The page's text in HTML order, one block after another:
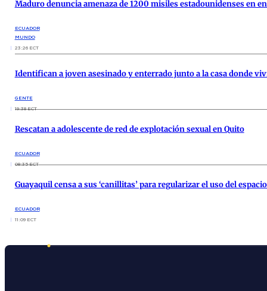
Maduro denuncia amenaza de 1200 misiles estadounidenses en
ECUADOR
MUNDO
23:26 ECT
Identifican a joven asesinado y enterrado junto a la casa donde
GENTE
19:38 ECT
Rescatan a adolescente de red de explotación sexual en Quito
ECUADOR
08:35 ECT
Guayaquil censa a sus ‘canillitas’ para regularizar el uso del
ECUADOR
11:09 ECT